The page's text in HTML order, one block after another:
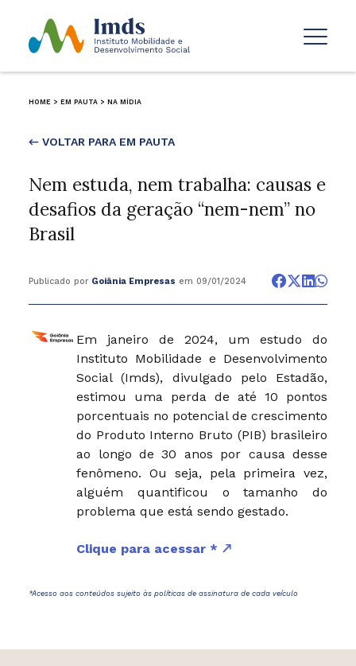
HOME > EM PAUTA > NA MÍDIA
← VOLTAR PARA EM PAUTA
Nem estuda, nem trabalha: causas e
desafios da geração “nem-nem” no
Brasil
Publicado por Goiânia Empresas em 09/01/2024
Em janeiro de 2024, um estudo do
Instituto Mobilidade e Desenvolvimento
Social (Imds), divulgado pelo Estadão,
estimou uma perda de até 10 pontos
porcentuais no potencial de crescimento
do Produto Interno Bruto (PIB) brasileiro
ao longo de 30 anos por causa desse
fenômeno. Ou seja, pela primeira vez,
alguém quantificou o tamanho do
problema que está sendo gestado.
Clique para acessar *
*Acesso aos conteúdos sujeito às políticas de assinatura de cada veículo